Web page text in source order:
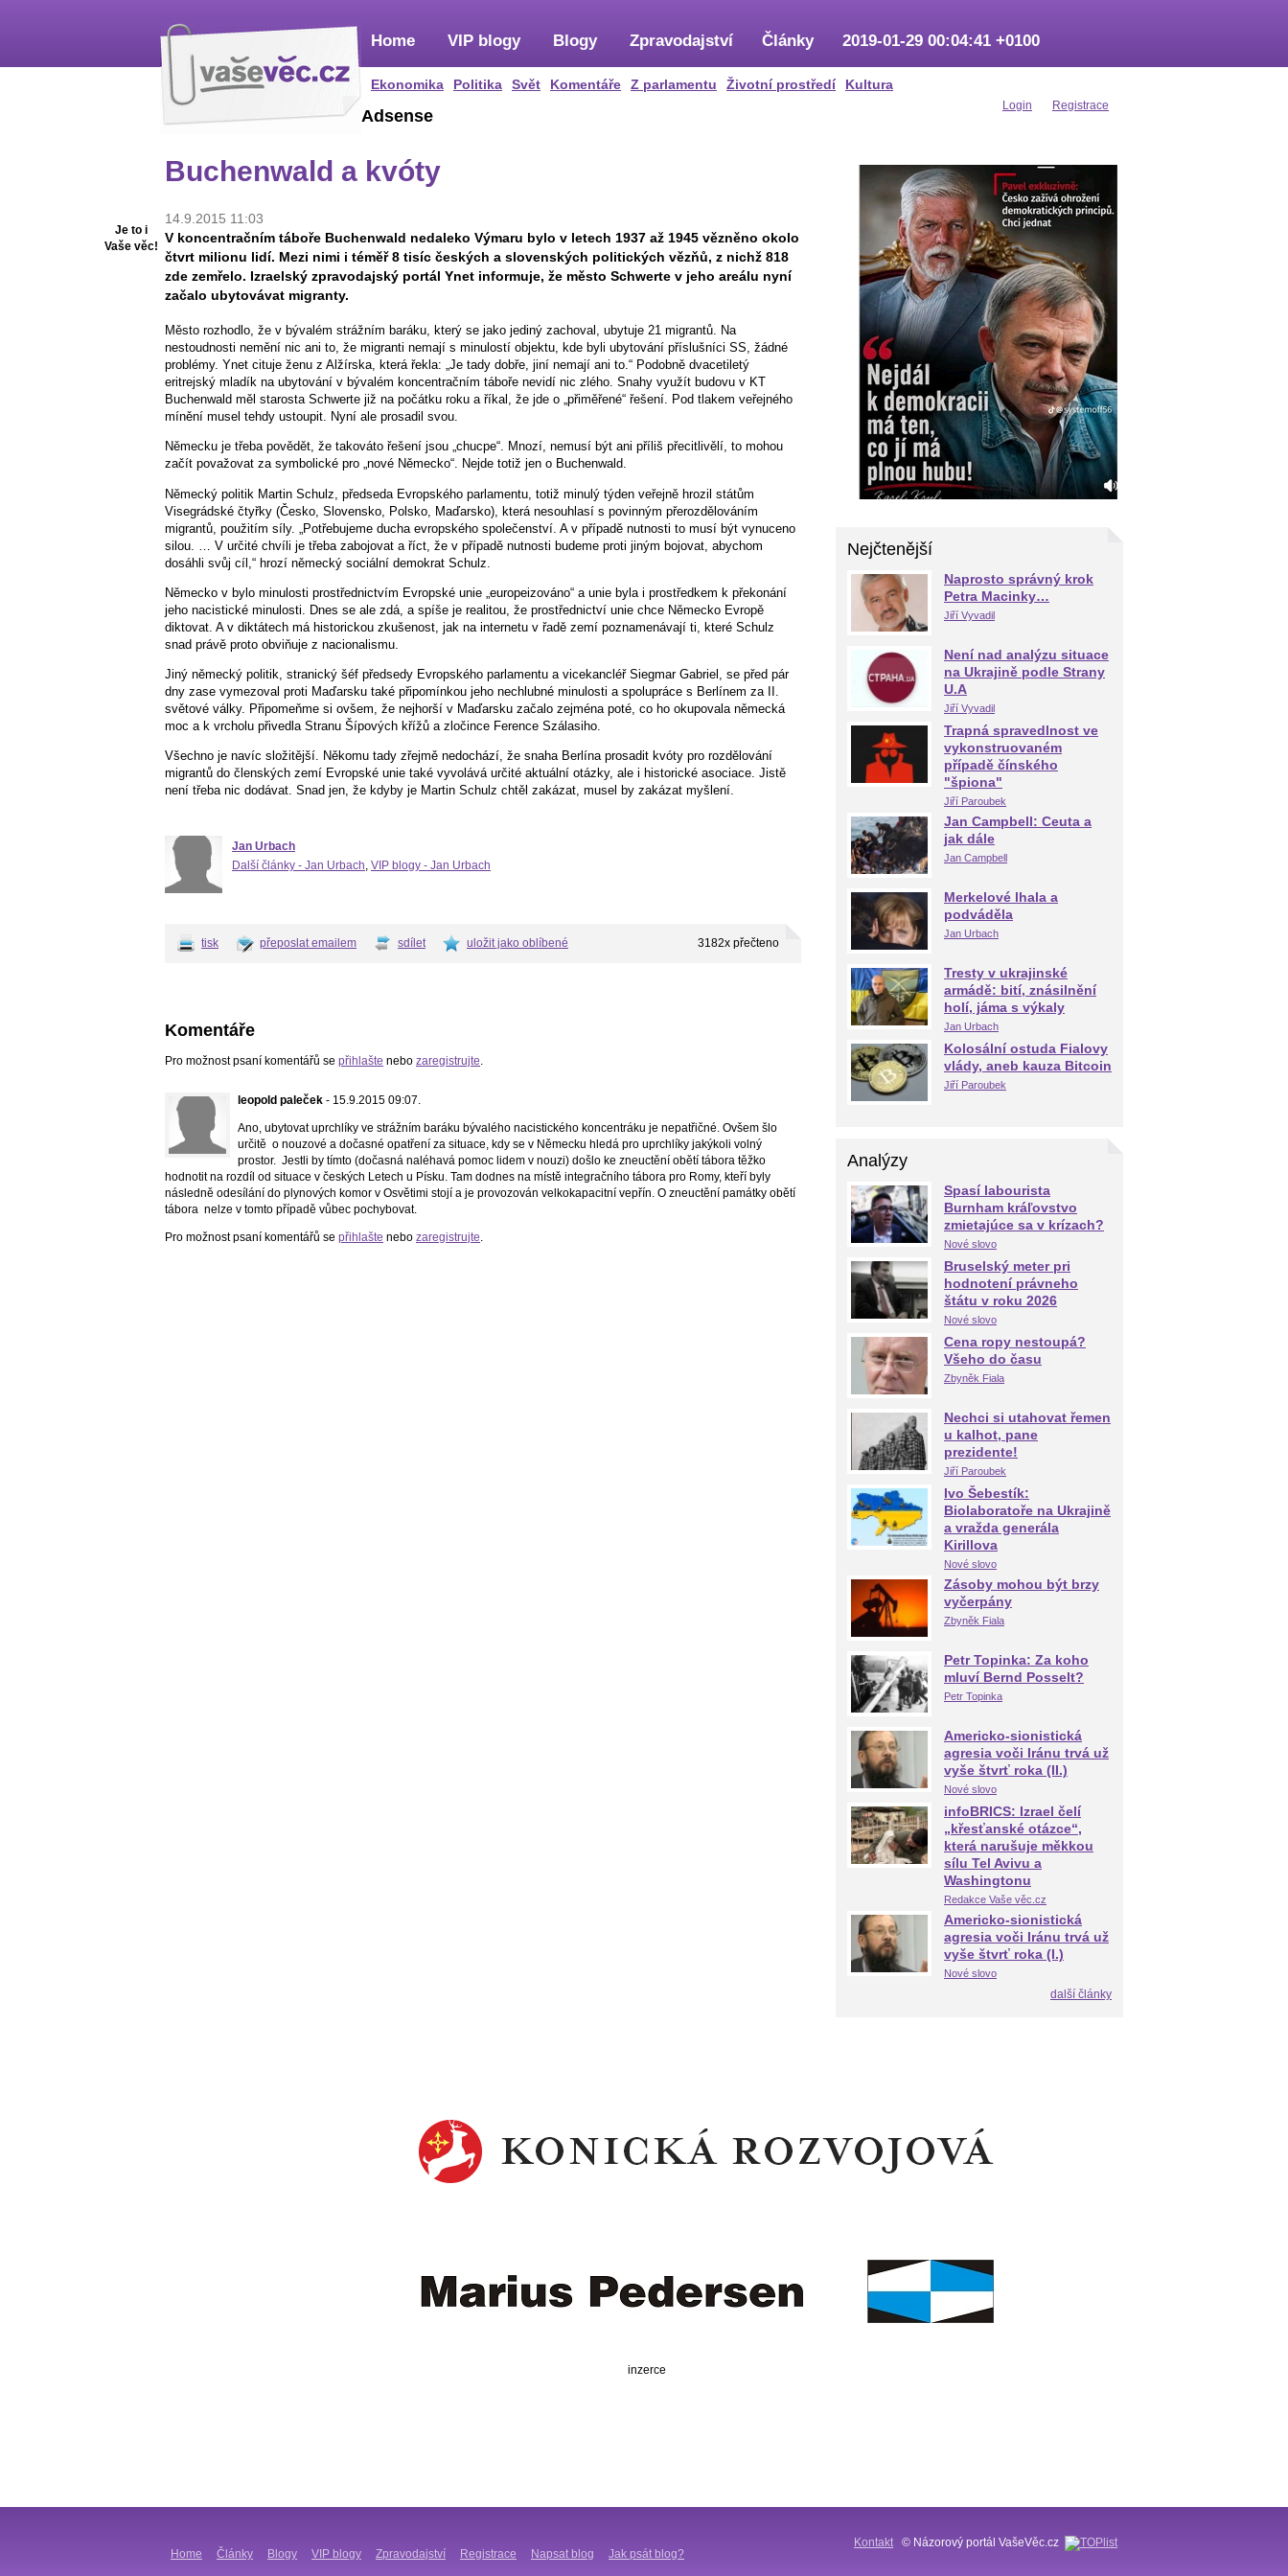
Home
Ekonomika Politika Svět Komentáře Z parlamentu Životní prostředí Kultura
VIP blogy Blogy Zpravodajství Články 2019-01-29 00:04:41 +0100
Login Registrace
Je to i
Vaše věc!
Adsense
Buchenwald a kvóty
14.9.2015 11:03
V koncentračním táboře Buchenwald nedaleko Výmaru bylo v letech 1937 až 1945 vězněno okolo
čtvrt milionu lidí. Mezi nimi i téměř 8 tisíc českých a slovenských politických vězňů, z nichž 818
zde zemřelo. Izraelský zpravodajský portál Ynet informuje, že město Schwerte v jeho areálu nyní
začalo ubytovávat migranty.
Město rozhodlo, že v bývalém strážním baráku, který se jako jediný zachoval, ubytuje 21 migrantů. Na
nestoudnosti nemění nic ani to, že migranti nemají s minulostí objektu, kde byli ubytování příslušníci SS, žádné
problémy. Ynet cituje ženu z Alžírska, která řekla: „Je tady dobře, jiní nemají ani to.“ Podobně dvacetiletý
eritrejský mladík na ubytování v bývalém koncentračním táboře nevidí nic zlého. Snahy využít budovu v KT
Buchenwald měl starosta Schwerte již na počátku roku a říkal, že jde o „přiměřené“ řešení. Pod tlakem veřejného
mínění musel tehdy ustoupit. Nyní ale prosadil svou.
Německu je třeba povědět, že takováto řešení jsou „chucpe“. Mnozí, nemusí být ani příliš přecitlivělí, to mohou
začít považovat za symbolické pro „nové Německo“. Nejde totiž jen o Buchenwald.
Německý politik Martin Schulz, předseda Evropského parlamentu, totiž minulý týden veřejně hrozil státům
Visegrádské čtyřky (Česko, Slovensko, Polsko, Maďarsko), která nesouhlasí s povinným přerozdělováním
migrantů, použitím síly. „Potřebujeme ducha evropského společenství. A v případě nutnosti to musí být vynuceno
silou. … V určité chvíli je třeba zabojovat a říct, že v případě nutnosti budeme proti jiným bojovat, abychom
dosáhli svůj cíl,“ hrozí německý sociální demokrat Schulz.
Německo v bylo minulosti prostřednictvím Evropské unie „europeizováno“ a unie byla i prostředkem k překonání
jeho nacistické minulosti. Dnes se ale zdá, a spíše je realitou, že prostřednictví unie chce Německo Evropě
diktovat. A v diktátech má historickou zkušenost, jak na internetu v řadě zemí poznamenávají ti, které Schulz
snad právě proto obviňuje z nacionalismu.
Jiný německý politik, stranický šéf předsedy Evropského parlamentu a vicekancléř Siegmar Gabriel, se před pár
dny zase vymezoval proti Maďarsku také připomínkou jeho nechlubné minulosti a spolupráce s Berlínem za II.
světové války. Připomeňme si ovšem, že nejhorší v Maďarsku začalo zejména poté, co ho okupovala německá
moc a k vrcholu přivedla Stranu Šípových křížů a zločince Ference Szálasiho.
Všechno je navíc složitější. Někomu tady zřejmě nedochází, že snaha Berlína prosadit kvóty pro rozdělování
migrantů do členských zemí Evropské unie také vyvolává určité aktuální otázky, ale i historické asociace. Jistě
není třeba nic dodávat. Snad jen, že kdyby je Martin Schulz chtěl zakázat, musel by zakázat myšlení.
Jan Urbach
Další články - Jan Urbach, VIP blogy - Jan Urbach
tisk přeposlat emailem sdílet uložit jako oblíbené 3182x přečteno
Komentáře
Pro možnost psaní komentářů se přihlašte nebo zaregistrujte.
leopold paleček - 15.9.2015 09:07.
Ano, ubytovat uprchlíky ve strážním baráku bývalého nacistického koncentráku je nepatřičné. Ovšem šlo
určitě o nouzové a dočasné opatření za situace, kdy se v Německu hledá pro uprchlíky jakýkoli volný
prostor. Jestli by tímto (dočasná naléhavá pomoc lidem v nouzi) došlo ke zneuctění obětí tábora těžko
hodnotit na rozdíl od situace v českých Letech u Písku. Tam dodnes na místě integračního tábora pro Romy, kteří byly
následně odesílání do plynových komor v Osvětimi stojí a je provozován velkokapacitní vepřín. O zneuctění památky obětí
tábora nelze v tomto případě vůbec pochybovat.
Pro možnost psaní komentářů se přihlašte nebo zaregistrujte.
Nejčtenější
Naprosto správný krok
Petra Macinky…
Jiří Vyvadil
Není nad analýzu situace
na Ukrajině podle Strany
U.A
Jiří Vyvadil
Trapná spravedlnost ve
vykonstruovaném
případě čínského
"špiona"
Jiří Paroubek
Jan Campbell: Ceuta a
jak dále
Jan Campbell
Merkelové lhala a
podváděla
Jan Urbach
Tresty v ukrajinské
armádě: bití, znásilnění
holí, jáma s výkaly
Jan Urbach
Kolosální ostuda Fialovy
vlády, aneb kauza Bitcoin
Jiří Paroubek
Analýzy
Spasí labourista
Burnham kráľovstvo
zmietajúce sa v krízach?
Nové slovo
Bruselský meter pri
hodnotení právneho
štátu v roku 2026
Nové slovo
Cena ropy nestoupá?
Všeho do času
Zbyněk Fiala
Nechci si utahovat řemen
u kalhot, pane
prezidente!
Jiří Paroubek
Ivo Šebestík:
Biolaboratoře na Ukrajině
a vražda generála
Kirillova
Nové slovo
Zásoby mohou být brzy
vyčerpány
Zbyněk Fiala
Petr Topinka: Za koho
mluví Bernd Posselt?
Petr Topinka
Americko-sionistická
agresia voči Iránu trvá už
vyše štvrť roka (II.)
Nové slovo
infoBRICS: Izrael čelí
„křesťanské otázce“,
která narušuje měkkou
sílu Tel Avivu a
Washingtonu
Redakce Vaše věc.cz
Americko-sionistická
agresia voči Iránu trvá už
vyše štvrť roka (I.)
Nové slovo
další články
inzerce
Home Články Blogy VIP blogy Zpravodajství Registrace Napsat blog Jak psát blog?
Kontakt © Názorový portál VašeVěc.cz